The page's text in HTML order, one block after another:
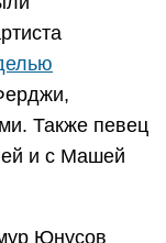
Также певец
и с Машей
Юнусов